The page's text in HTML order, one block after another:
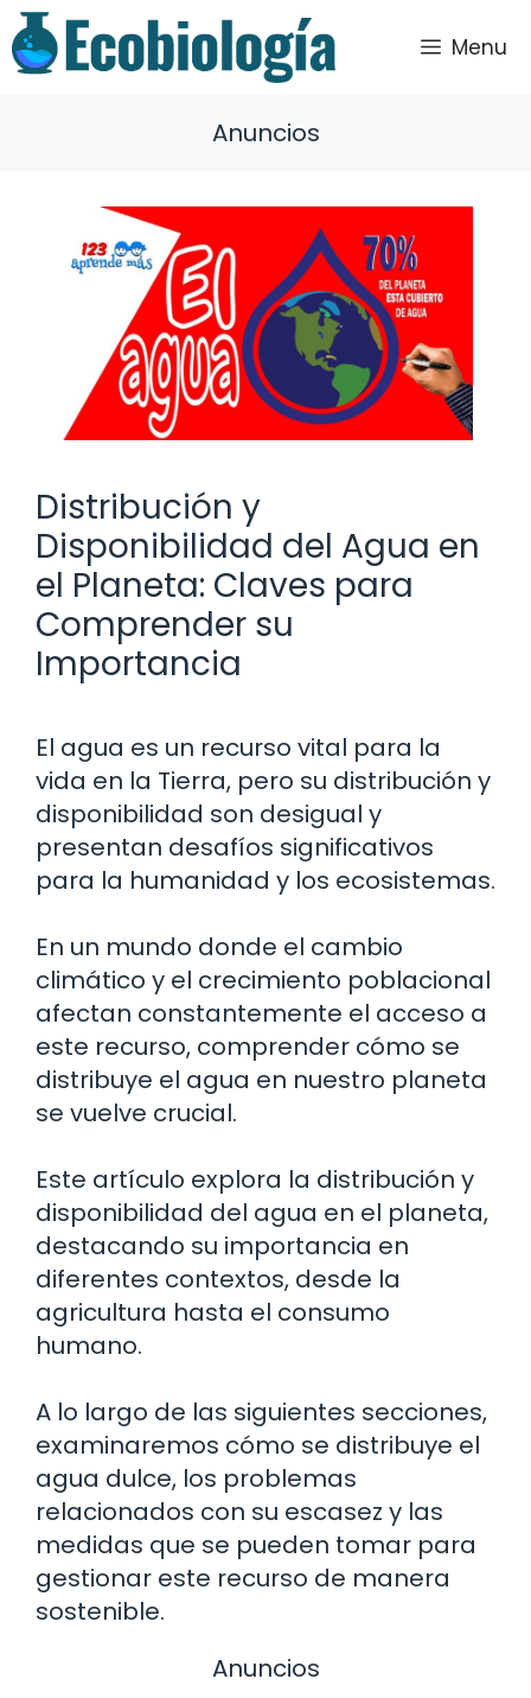
Saltar
al
contenido
Menu
Anuncios
Distribución y
Disponibilidad del Agua en
el Planeta: Claves para
Comprender su
Importancia
El agua es un recurso vital para la
vida en la Tierra, pero su distribución y
disponibilidad son desigual y
presentan desafíos significativos
para la humanidad y los ecosistemas.
En un mundo donde el cambio
climático y el crecimiento poblacional
afectan constantemente el acceso a
este recurso, comprender cómo se
distribuye el agua en nuestro planeta
se vuelve crucial.
Este artículo explora la distribución y
disponibilidad del agua en el planeta,
destacando su importancia en
diferentes contextos, desde la
agricultura hasta el consumo
humano.
A lo largo de las siguientes secciones,
examinaremos cómo se distribuye el
agua dulce, los problemas
relacionados con su escasez y las
medidas que se pueden tomar para
gestionar este recurso de manera
sostenible.
Anuncios